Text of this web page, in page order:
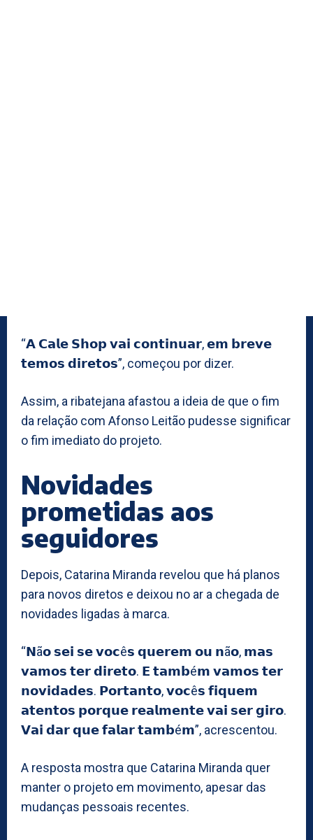
“𝗔 𝗖𝗮𝗹𝗲 𝗦𝗵𝗼𝗽 𝘃𝗮𝗶 𝗰𝗼𝗻𝘁𝗶𝗻𝘂𝗮𝗿, 𝗲𝗺 𝗯𝗿𝗲𝘃𝗲
𝘁𝗲𝗺𝗼𝘀 𝗱𝗶𝗿𝗲𝘁𝗼𝘀”, começou por dizer.
Assim, a ribatejana afastou a ideia de que o fim
da relação com Afonso Leitão pudesse significar
o fim imediato do projeto.
Novidades
prometidas aos
seguidores
Depois, Catarina Miranda revelou que há planos
para novos diretos e deixou no ar a chegada de
novidades ligadas à marca.
“𝗡ã𝗼 𝘀𝗲𝗶 𝘀𝗲 𝘃𝗼𝗰ê𝘀 𝗾𝘂𝗲𝗿𝗲𝗺 𝗼𝘂 𝗻ã𝗼, 𝗺𝗮𝘀
𝘃𝗮𝗺𝗼𝘀 𝘁𝗲𝗿 𝗱𝗶𝗿𝗲𝘁𝗼. 𝗘 𝘁𝗮𝗺𝗯é𝗺 𝘃𝗮𝗺𝗼𝘀 𝘁𝗲𝗿
𝗻𝗼𝘃𝗶𝗱𝗮𝗱𝗲𝘀. 𝗣𝗼𝗿𝘁𝗮𝗻𝘁𝗼, 𝘃𝗼𝗰ê𝘀 𝗳𝗶𝗾𝘂𝗲𝗺
𝗮𝘁𝗲𝗻𝘁𝗼𝘀 𝗽𝗼𝗿𝗾𝘂𝗲 𝗿𝗲𝗮𝗹𝗺𝗲𝗻𝘁𝗲 𝘃𝗮𝗶 𝘀𝗲𝗿 𝗴𝗶𝗿𝗼.
𝗩𝗮𝗶 𝗱𝗮𝗿 𝗾𝘂𝗲 𝗳𝗮𝗹𝗮𝗿 𝘁𝗮𝗺𝗯é𝗺”, acrescentou.
A resposta mostra que Catarina Miranda quer
manter o projeto em movimento, apesar das
mudanças pessoais recentes.